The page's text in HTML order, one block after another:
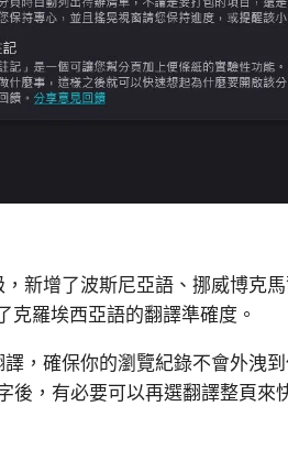
新增了波斯尼亞語、挪威博克
羅埃西亞語的翻譯準確度。
，確保你的瀏覽紀錄不會外洩
，有必要可以再選翻譯整頁來